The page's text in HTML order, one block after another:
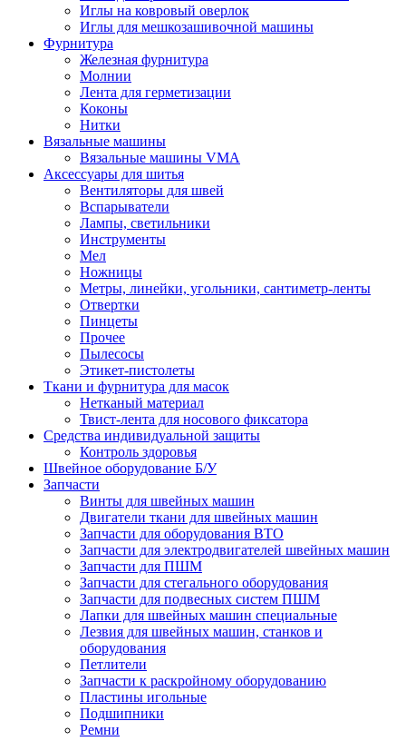
Иглы на ковровый оверлок
Иглы для мешкозашивочной машины
Фурнитура
Железная фурнитура
Молнии
Лента для герметизации
Коконы
Нитки
Вязальные машины
Вязальные машины VMA
Аксессуары для шитья
Вентиляторы для швей
Вспарыватели
Лампы, светильники
Инструменты
Мел
Ножницы
Метры, линейки, угольники, сантиметр-ленты
Отвертки
Пинцеты
Прочее
Пылесосы
Этикет-пистолеты
Ткани и фурнитура для масок
Нетканый материал
Твист-лента для носового фиксатора
Средства индивидуальной защиты
Контроль здоровья
Швейное оборудование Б/У
Запчасти
Винты для швейных машин
Двигатели ткани для швейных машин
Запчасти для оборудования ВТО
Запчасти для электродвигателей швейных машин
Запчасти для ПШМ
Запчасти для стегального оборудования
Запчасти для подвесных систем ПШМ
Лапки для швейных машин специальные
Лезвия для швейных машин, станков и
оборудования
Петлители
Запчасти к раскройному оборудованию
Пластины игольные
Подшипники
Ремни